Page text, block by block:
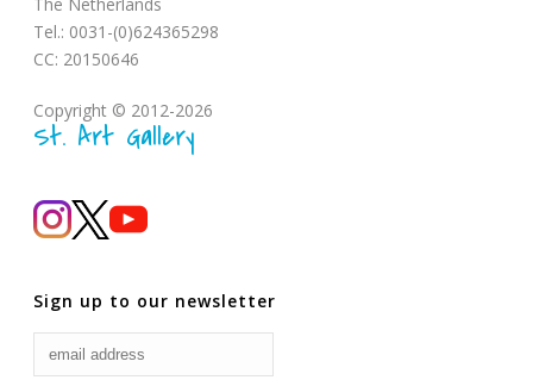
Tel.: 0031-(0)624365298
CC: 20150646
Copyright © 2012-2026
St. Art Gallery
Sign up to our newsletter